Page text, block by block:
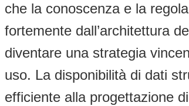
che la conoscenza e la
fortemente dall’architettura
diventare una strategia
uso. La disponibilità di dati
efficiente alla progettazione